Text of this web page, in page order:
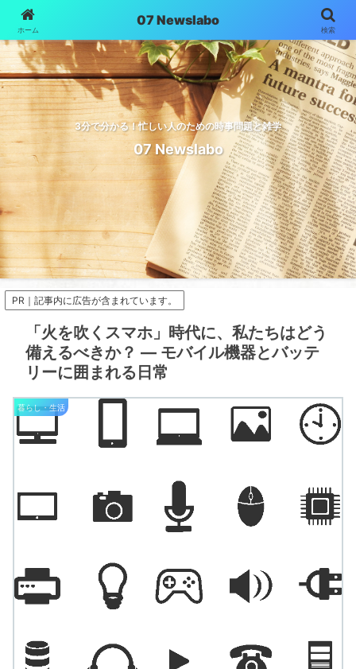
3分で分かる！忙しい人のための時事問題と雑学
07 Newslabo
PR｜記事内に広告が含まれています。
「火を吹くスマホ」時代に、私たちはどう
備えるべきか？ ― モバイル機器とバッテ
リーに囲まれる日常
暮らし・生活
ホーム
07 Newslabo
検索